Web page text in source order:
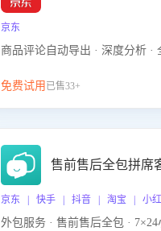
京东
商品评论自动导出 · 深度分析 ·
免费试用 已售33+
售前售后全包拼席
京东 | 快手 | 抖音 | 淘宝 | 小红
外包服务 · 售前售后全包 ·